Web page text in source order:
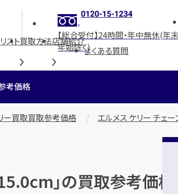
0120-15-1234
【総合受付】24時間・年中無休(年末
年始除く)
スト買取方法店舗紹介
よくある質問
考価格
ー買取買取参考価格 エルメス ケリー チェ
」の買取参考価格